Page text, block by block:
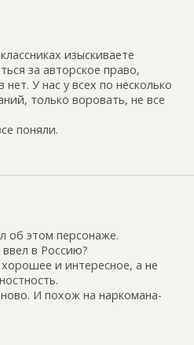
изыскиваете
за авторское право,
У нас у всех по несколько
только воровать, не все
поняли.
об этом персонаже.
в Россию?
и интересное, а не
И похож на наркомана-